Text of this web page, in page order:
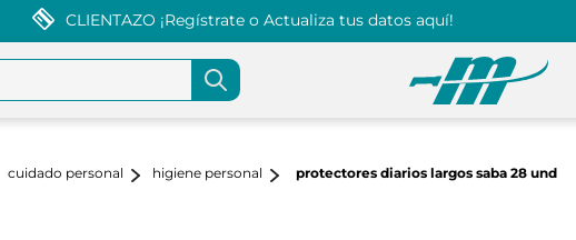
CLIENTAZO ¡Regístrate o Actualiza tus datos aquí!
cuidado personal higiene personal protectores diarios largos saba 28 und